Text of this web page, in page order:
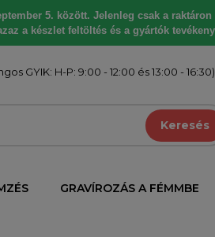
5. között. Jelenleg csak a
a készlet feltöltés és a gyártók
GYIK: H-P: 9:00 - 12:00 és 13:00 - 16:30)
Keresés
GRAVÍROZÁS A FÉMMBE